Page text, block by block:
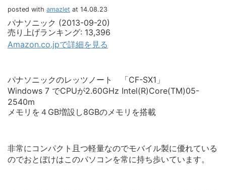
posted with amazlet at 14.08.23
パナソニック (2013-09-20)
売り上げランキング: 13,396
Amazon.co.jpで詳細を見る
パナソニックのレッツノート 「CF-SX1」
Windows 7 でCPUが2.60GHz Intel(R)Core(TM)05-
2540m
メモリを４GB増設し8GBのメモリを搭載
非常にコンパクト且つ軽量なのでモバイル製に優れている
のでおとぼけはこのパソコンを常に持ち歩いています。